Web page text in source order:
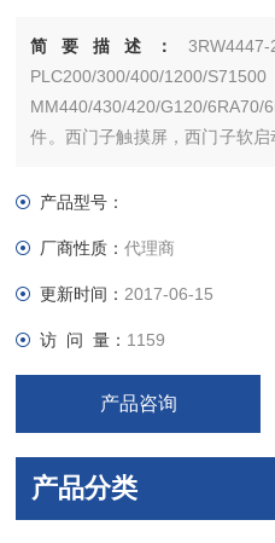
简要描述：
PLC200/300/400/1200/
MM440/430/420/G120/6RA70/
件。西门子触摸屏，西门子软
本公司购买的产品，保证*，假
产品型号：
厂商性质：代理商
更新时间： 2017-06-15
访 问 量： 1159
产品咨询
产品分类